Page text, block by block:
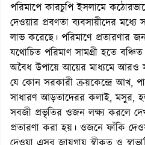
পরিমাপে কারচুপি ইসলামে
দেওয়ার প্রবণতা ব্যবসায়ীদের মধ্যে
লাভ করেছে। পরিমাণে প্রতারণার
যথোচিত পরিমাণ সামগ্রী হতে
অবৈধ উপায়ে আয়ের মাধ্যমে আরও
যে কোন সরকারী ক্রয়কেন্দ্রে আখ,
সাধারণ আড়তাদেরর কলাই, মসুর,
সবজী প্রভৃতির ওজন লক্ষ্য করলে
প্রতারণা করা হয়। ওজনে ফাঁকি